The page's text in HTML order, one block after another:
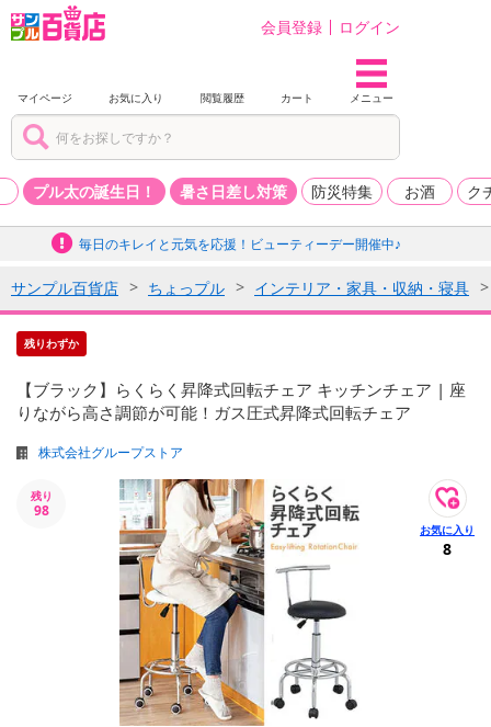
会員登録 ログイン
マイページ お気に入り 閲覧履歴 カート メニュー
プル太の誕生日！ 暑さ日差し対策 防災特集 お酒 ク
毎日のキレイと元気を応援！ビューティーデー開催中♪
サンプル百貨店 ちょっプル インテリア・家具・収納・寝具
残りわずか
【ブラック】らくらく昇降式回転チェア キッチンチェア | 座
りながら高さ調節が可能！ガス圧式昇降式回転チェア
株式会社グループストア
残り
98
8